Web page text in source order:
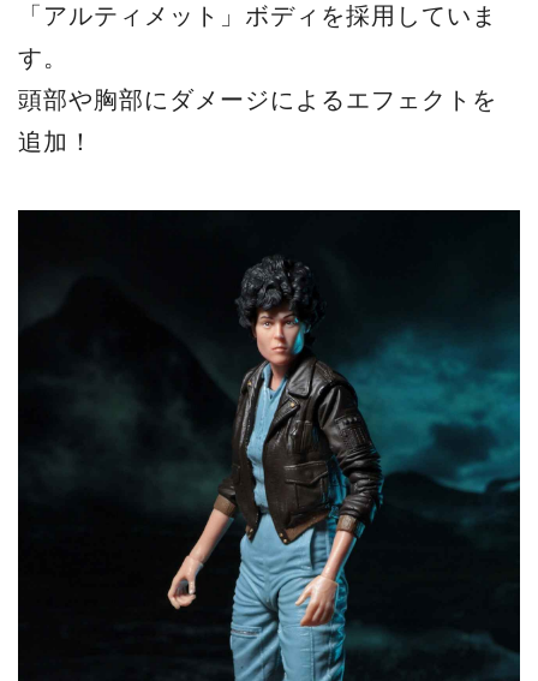
「アルティメット」ボディを採用していま
す。
頭部や胸部にダメージによるエフェクトを
追加！